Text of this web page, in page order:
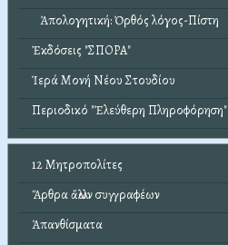
Ἀπολογητική: Ὀρθός λόγος-Πίστη
Ἐκδόσεις "ΣΠΟΡΑ"
Ἱερά Μονή Νέου Στουδίου
Περιοδικό "Ἐλεύθερη Πληροφόρηση"
12 Μητροπολίτες
Ἄρθρα ἄλλων συγγραφέων
Ἀπανθίσματα